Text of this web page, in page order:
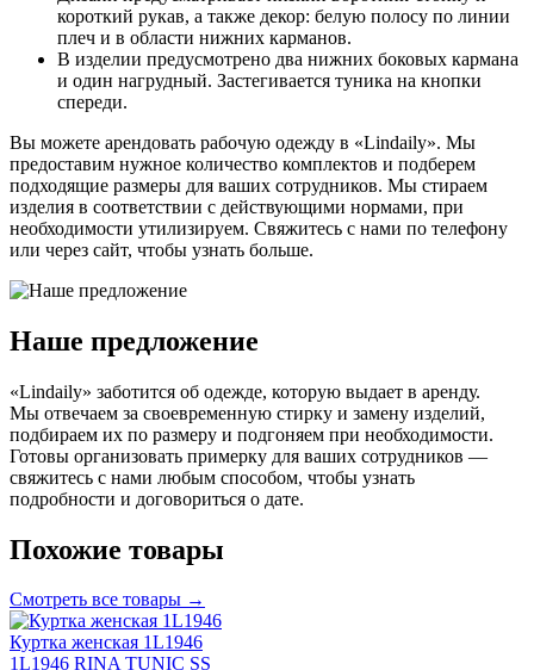
короткий рукав, а также декор: белую полосу по линии
плеч и в области нижних карманов.
В изделии предусмотрено два нижних боковых кармана
и один нагрудный. Застегивается туника на кнопки
спереди.
Вы можете арендовать рабочую одежду в «Lindaily». Мы
предоставим нужное количество комплектов и подберем
подходящие размеры для ваших сотрудников. Мы стираем
изделия в соответствии с действующими нормами, при
необходимости утилизируем. Свяжитесь с нами по телефону
или через сайт, чтобы узнать больше.
Наше предложение
«Lindaily» заботится об одежде, которую выдает в аренду.
Мы отвечаем за своевременную стирку и замену изделий,
подбираем их по размеру и подгоняем при необходимости.
Готовы организовать примерку для ваших сотрудников —
свяжитесь с нами любым способом, чтобы узнать
подробности и договориться о дате.
Похожие товары
Смотреть все товары →
Куртка женская 1L1946
1L1946 RINA TUNIC SS